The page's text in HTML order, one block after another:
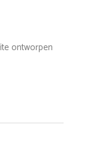
ontworpen